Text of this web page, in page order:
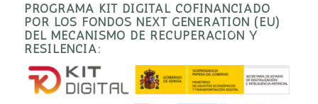
PROGRAMA KIT DIGITAL COFINANCIADO
POR LOS FONDOS NEXT GENERATION (EU)
DEL MECANISMO DE RECUPERACIÓN Y
RESILENCIA: